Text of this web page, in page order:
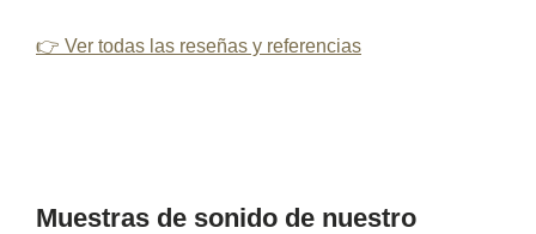
👉 Ver todas las reseñas y referencias
Muestras de sonido de nuestro